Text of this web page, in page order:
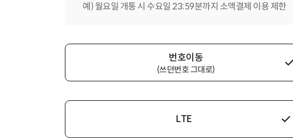
예) 월요일 개통 시 수요일 23:59분까지 소액결제 이용 제한
번호이동
(쓰던번호 그대로)
LTE